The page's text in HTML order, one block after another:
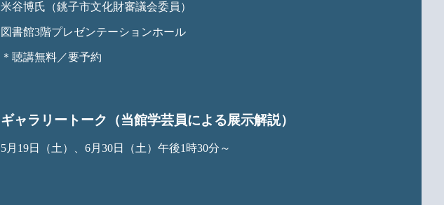
米谷博氏（銚子市文化財審議会委員）
図書館3階プレゼンテーションホール
＊聴講無料／要予約
ギャラリートーク（当館学芸員による展示解説）
5月19日（土）、6月30日（土）午後1時30分～